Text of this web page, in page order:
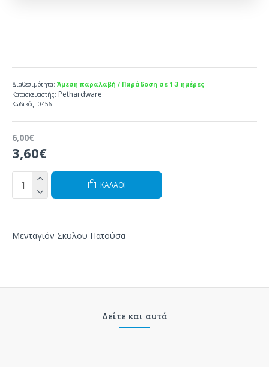
3,60€
6,00€
Διαθεσιμότητα: Άμεση παραλαβή / Παράδοση σε 1-3 ημέρες
Κατασκευαστής: Pethardware
Κωδικός: 0456
ΚΑΛΆΘΙ
Μενταγιόν Σκυλου Πατούσα
Δείτε και αυτά